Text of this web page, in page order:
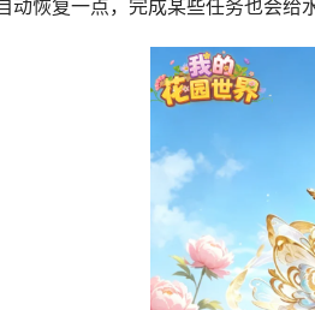
动恢复一点，完成某些任务也会给水